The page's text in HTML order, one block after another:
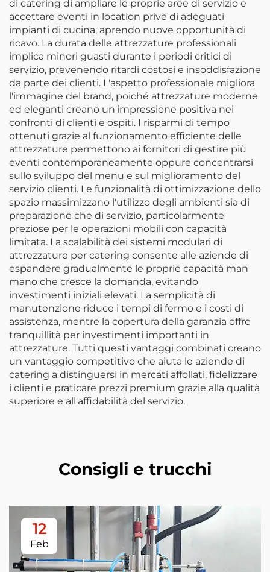
di catering di ampliare le proprie aree di servizio e
accettare eventi in location prive di adeguati
impianti di cucina, aprendo nuove opportunità di
ricavo. La durata delle attrezzature professionali
implica minori guasti durante i periodi critici di
servizio, prevenendo ritardi costosi e insoddisfazione
da parte dei clienti. L'aspetto professionale migliora
l'immagine del brand, poiché attrezzature moderne
ed eleganti creano un'impressione positiva nei
confronti di clienti e ospiti. I risparmi di tempo
ottenuti grazie al funzionamento efficiente delle
attrezzature permettono ai fornitori di gestire più
eventi contemporaneamente oppure concentrarsi
sullo sviluppo del menu e sul miglioramento del
servizio clienti. Le funzionalità di ottimizzazione dello
spazio massimizzano l'utilizzo degli ambienti sia di
preparazione che di servizio, particolarmente
preziose per le operazioni mobili con capacità
limitata. La scalabilità dei sistemi modulari di
attrezzature per catering consente alle aziende di
espandere gradualmente le proprie capacità man
mano che cresce la domanda, evitando
investimenti iniziali elevati. La semplicità di
manutenzione riduce i tempi di fermo e i costi di
assistenza, mentre la copertura della garanzia offre
tranquillità per investimenti importanti in
attrezzature. Tutti questi vantaggi combinati creano
un vantaggio competitivo che aiuta le aziende di
catering a distinguersi in mercati affollati, fidelizzare
i clienti e praticare prezzi premium grazie alla qualità
superiore e all'affidabilità del servizio.
Consigli e trucchi
12
Feb